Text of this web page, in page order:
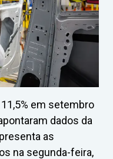
em setembro
dados da
as
na segunda-feira,